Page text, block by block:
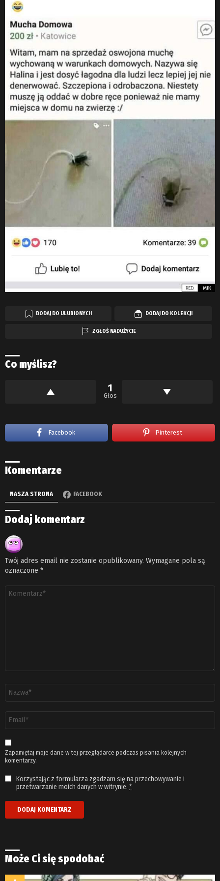
DODAJ DO ULUBIONYCH DODAJ DO KOLEKCJI
ZGŁOŚ NADUŻYCIE
Co myślisz?
1
Głos
Facebook Pinterest
Komentarze
NASZA STRONA FACEBOOK
Dodaj komentarz
Twój adres email nie zostanie opublikowany. Wymagane pola są
oznaczone *
email
*
Zapamiętaj moje dane w tej przeglądarce podczas pisania kolejnych
komentarzy.
Korzystając z formularza zgadzam się na przechowywanie i
przetwarzanie moich danych w witrynie. *
Może Ci się spodobać